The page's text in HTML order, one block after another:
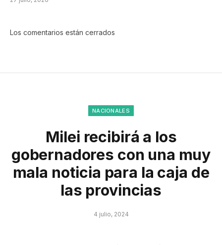
Los comentarios están cerrados
NACIONALES
Milei recibirá a los
gobernadores con una muy
mala noticia para la caja de
las provincias
4 julio, 2024